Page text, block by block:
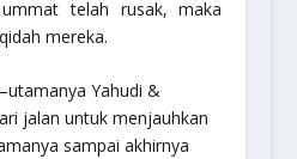
telah rusak, maka
mereka.
Yahudi &
jalan untuk menjauhkan
sampai akhirnya